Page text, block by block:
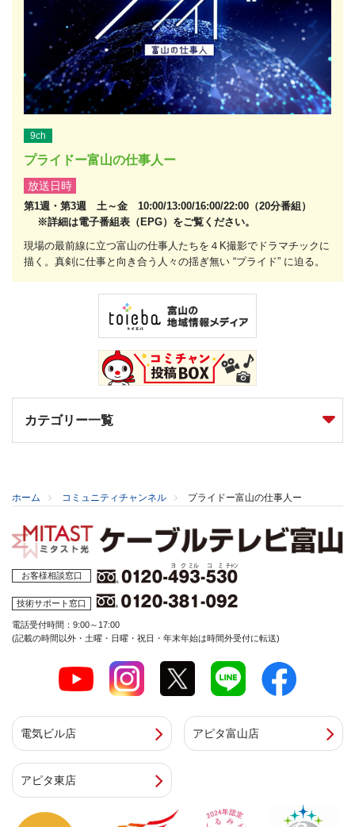
9ch
プライドー富山の仕事人ー
放送日時
第1週・第3週 土～金 10:00/13:00/16:00/22:00（20分番組）
※詳細は電子番組表（EPG）をご覧ください。
現場の最前線に立つ富山の仕事人たちを４K撮影でドラマチックに
描く。真剣に仕事と向き合う人々の揺ぎ無い “プライド” に迫る。
カテゴリー一覧
ホーム コミュニティチャンネル プライドー富山の仕事人ー
お客様相談窓口
技術サポート窓口
電話受付時間：9:00～17:00
(記載の時間以外・土曜・日曜・祝日・年末年始は時間外受付に転送)
電気ビル店 アピタ富山店
アピタ東店